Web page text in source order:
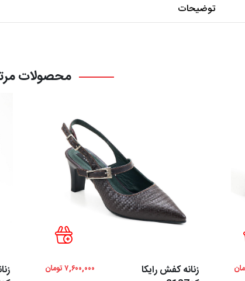
توضیحات
محصولات
زنانه کفش رایکا
۷,۶۰۰,۰۰۰ تومان